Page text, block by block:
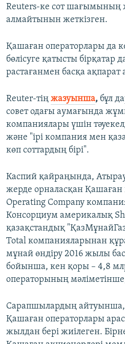
Reuters-ке сот шағымының
алмайтынын жеткізген.
Қашаған операторлары да
бөлісуге қатысты бірқатар
растағанмен басқа ақпарат
Reuter-тің жазуынша, бұл
совет одағы аумағында
компаниялары үшін
және "ірі компания мен
көп соттардың бірі".
Каспий қайраңында,
жерде орналасқан
Operating Company
Консорциум америкалық
қазақстандық
Total компанияларынан
мұнай өндіру 2016 жылы
бойынша, кен қоры – 4,8
операторының
Сарапшылардың айтуынша,
Қашаған операторлары
жылдан бері жиілеген.